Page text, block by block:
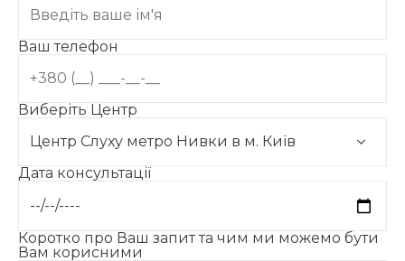
Ваш телефон
Виберіть Центр
Дата консультації
Коротко про Ваш запит та чим ми можемо бути
Вам корисними